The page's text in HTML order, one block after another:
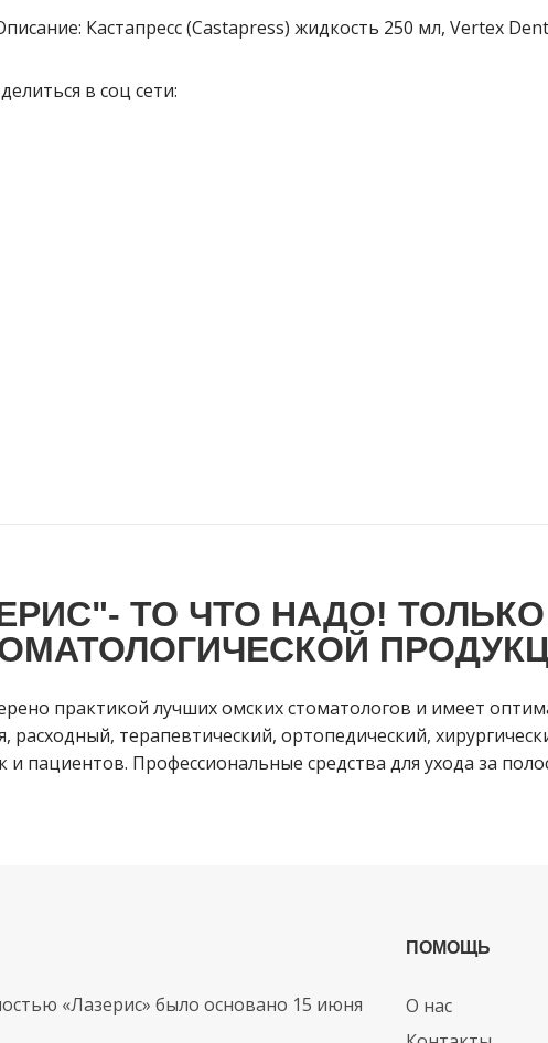
Кастапресс (Castapress) жидкость 250 мл, Vertex
в соц сети:
ТО ЧТО НАДО!
практикой лучших омских стоматологов и имеет
расходный, терапевтический, ортопедический,
пациентов. Профессиональные средства для ухода за
«Лазерис» было основано 15 июня
ПОМОЩЬ
О нас